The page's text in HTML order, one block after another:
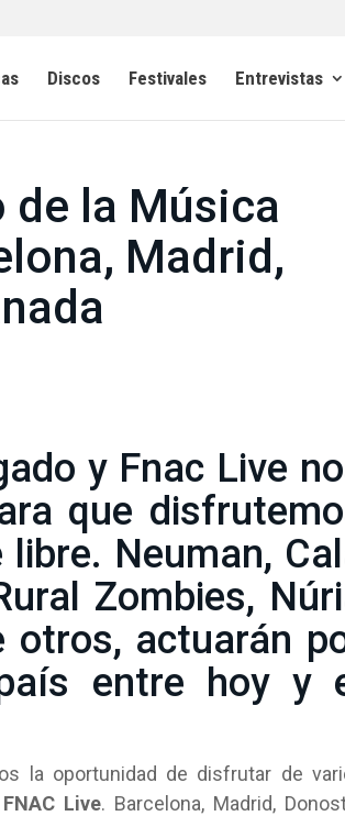
Discos Festivales Entrevistas
de la Música
Madrid,
y Fnac Live
que
Neuman,
Zombies,
otros, actuarán
entre hoy y
la oportunidad de disfrutar de
FNAC Live. Barcelona, Madrid,